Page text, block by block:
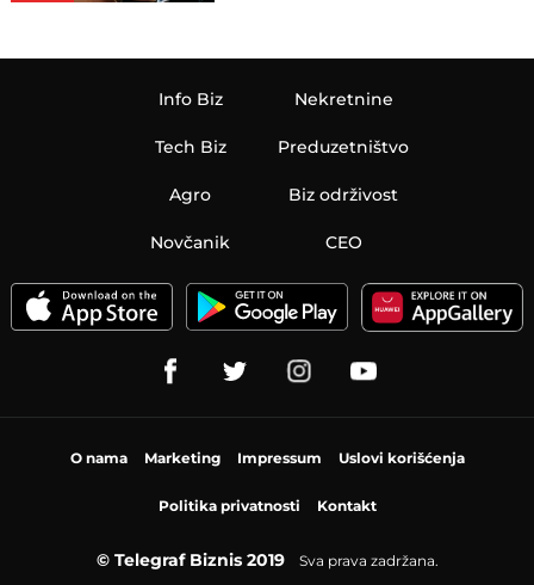
Info Biz
Tech Biz
Agro
Nekretnine
Preduzetništvo
Biz održivost
Novčanik CEO
O nama Marketing Impressum Uslovi korišćenja
Politika privatnosti Kontakt
© Telegraf Biznis 2019 Sva prava zadržana.